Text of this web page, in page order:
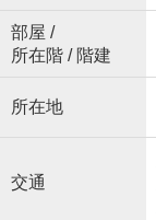
部屋 /
所在階 / 階建
所在地
交通